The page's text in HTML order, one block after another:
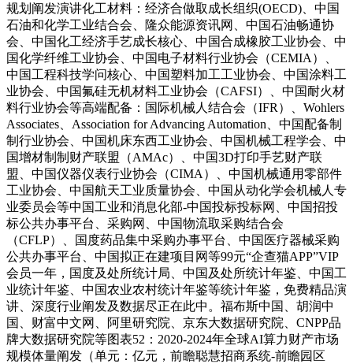
规划阐发演讲化工材料：经济合做取成长组织(OECD)、中国
石油和化学工业结合会、隆众能源资讯网、中国石油畅通协
会、中国化工经济手艺成长核心、中国合成橡胶工业协会、中
国化学纤维工业协会、中国电子材料行业协会（CEMIA）、
中国工程科技学问核心、中国塑料加工工业协会、中国涂料工
业协会、中国氟硅无机材料工业协会（CAFSI）、中国耐火材
料行业协会等高端配备：国际机械人结合会（IFR）、Wohlers
Associates、Association for Advancing Automation、中国配备制
制行业协会、中国机床东西工业协会、中国机械工程学会、中
国增材制制财产联盟（AMAc）、中国3D打印手艺财产联
盟、中国仪器仪表行业协会（CIMA）、中国机械通用零部件
工业协会、中国航天工业质量协会、中国从动化学会机械人专
业委员会等中国工业和消息化部-中国投标投标网、中国招投
标公共办事平台、采购网、中国物流取采购结合会
（CFLP）、国度药品集中采购办事平台、中国医疗器械采购
公共办事平台、中国拟正在建项目网等99元“企查猫APP”VIP
会员一年，国度及处所统计局、中国及处所统计年鉴、中国工
业统计年鉴、中国农业农村统计年鉴等统计年鉴，免费精品演
讲、深度行业阐发及数据尽正在此中。福布斯中国、胡润中
国、财富中文网、阿里研究院、京东大数据研究院、CNPP品
牌大数据研究院等图表52：2020-2024年全球AI算力财产市场
规模体量阐发（单元：亿元，前瞻聪慧招商系统-前瞻园区